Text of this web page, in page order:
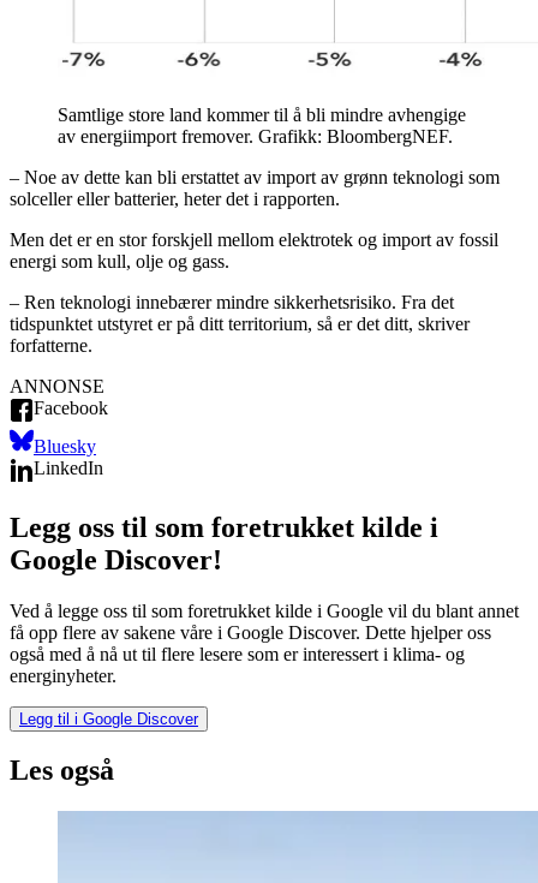
Samtlige store land kommer til å bli mindre avhengige
av energiimport fremover. Grafikk: BloombergNEF.
– Noe av dette kan bli erstattet av import av grønn teknologi som
solceller eller batterier, heter det i rapporten.
Men det er en stor forskjell mellom elektrotek og import av fossil
energi som kull, olje og gass.
– Ren teknologi innebærer mindre sikkerhetsrisiko. Fra det
tidspunktet utstyret er på ditt territorium, så er det ditt, skriver
forfatterne.
ANNONSE
Facebook
Bluesky
LinkedIn
Legg oss til som foretrukket kilde i
Google Discover!
Ved å legge oss til som foretrukket kilde i Google vil du blant annet
få opp flere av sakene våre i Google Discover. Dette hjelper oss
også med å nå ut til flere lesere som er interessert i klima- og
energinyheter.
Legg til i Google Discover
Les også